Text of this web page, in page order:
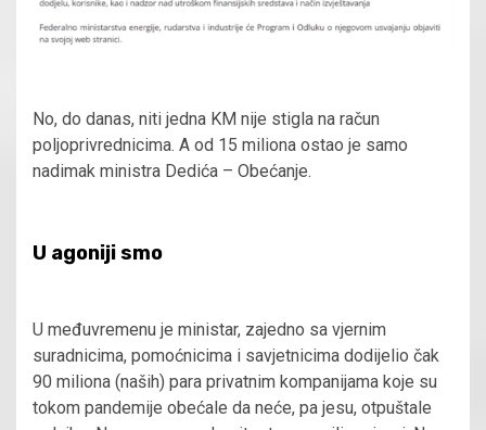
No, do danas, niti jedna KM nije stigla na račun
poljoprivrednicima. A od 15 miliona ostao je samo
nadimak ministra Dedića – Obećanje.
U agoniji smo
U međuvremenu je ministar, zajedno sa vjernim
suradnicima, pomoćnicima i savjetnicima dodijelio čak
90 miliona (naših) para privatnim kompanijama koje su
tokom pandemije obećale da neće, pa jesu, otpuštale